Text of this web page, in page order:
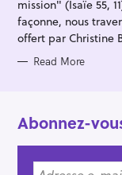
mission" (Isaïe 55,
façonne, nous
offert par Christine
Read More
Abonnez-